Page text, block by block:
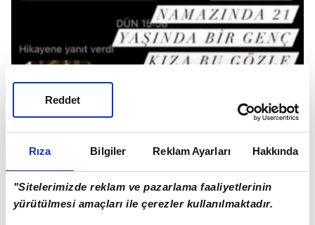
Rıza Bilgiler Reklam Ayarları Hakkında
"Sitelerimizde reklam ve pazarlama faaliyetlerinin
yürütülmesi amaçları ile çerezler kullanılmaktadır.
Reddet